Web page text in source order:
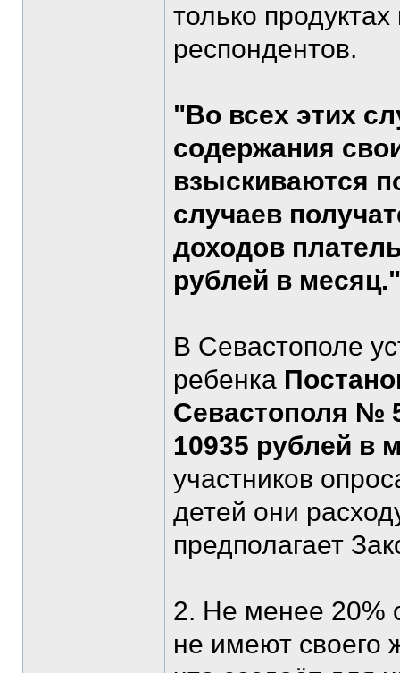
только
респондентов.
"Во всех этих
содержания
взыскиваются
случаев
доходов
рублей в месяц."
В Севастополе
ребенка
Севастополя №
10935 рублей в
участников
детей они
предполагает
2. Не менее 20%
не имеют своего